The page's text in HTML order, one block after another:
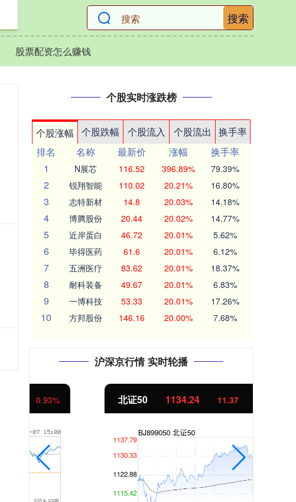
搜索
股票配资怎么赚钱
个股实时涨跌榜
个股涨幅 个股跌幅 个股流入 个股流出
换手率
排名
名称 最新价 涨幅
换手率
1
N展芯 116.52 396.89% 79.39%
2 锐翔智能 110.02 20.21% 16.80%
3 志特新材 14.8 20.03% 14.18%
4 博腾股份 20.44 20.02% 14.77%
5 近岸蛋白 46.72 20.01% 5.62%
6 毕得医药 61.6 20.01% 6.12%
7 五洲医疗 83.62 20.01% 18.37%
8 耐科装备 49.67 20.01% 6.83%
9 一博科技 53.33 20.01% 17.26%
10 方邦股份 146.16 20.00% 7.68%
沪深京行情 实时轮播
1134.24 11.37 1.01%